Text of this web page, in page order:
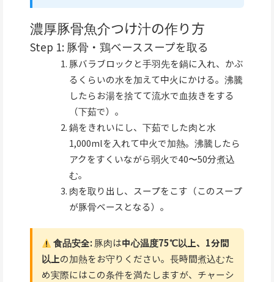
濃厚豚骨魚介つけ汁の作り方
Step 1: 豚骨・鶏ベーススープを取る
豚バラブロックと手羽先を鍋に入れ、かぶ
るくらいの水を加えて中火にかける。沸騰
したらお湯を捨てて流水で血抜きをする
（下茹で）。
鍋をきれいにし、下茹でした肉と水
1,000mlを入れて中火で加熱。沸騰したら
アクをすくいながら弱火で40〜50分煮込
む。
肉を取り出し、スープをこす（このスープ
が豚骨ベースとなる）。
食品安全:豚肉は中心温度75℃以上、1分間
以上の加熱をお守りください。長時間煮込むた
め実際にはこの条件を満たしますが、チャーシ